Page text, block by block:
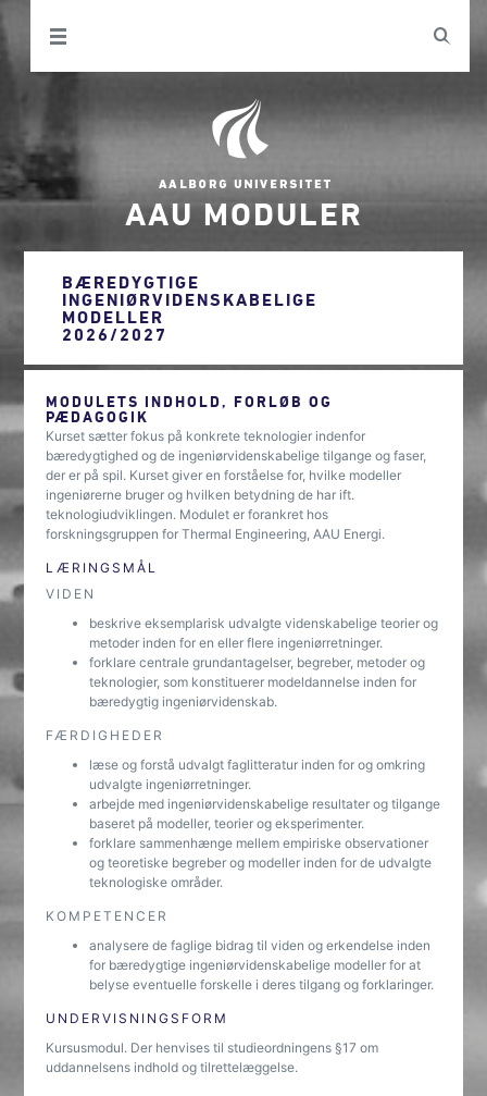
AAU MODULER
BÆREDYGTIGE
INGENIØRVIDENSKABELIGE
MODELLER
2026/2027
MODULETS INDHOLD, FORLØB OG
PÆDAGOGIK
Kurset sætter fokus på konkrete teknologier indenfor
bæredygtighed og de ingeniørvidenskabelige tilgange og faser,
der er på spil. Kurset giver en forståelse for, hvilke modeller
ingeniørerne bruger og hvilken betydning de har ift.
teknologiudviklingen. Modulet er forankret hos
forskningsgruppen for Thermal Engineering, AAU Energi.
LÆRINGSMÅL
VIDEN
beskrive eksemplarisk udvalgte videnskabelige teorier og
metoder inden for en eller flere ingeniørretninger.
forklare centrale grundantagelser, begreber, metoder og
teknologier, som konstituerer modeldannelse inden for
bæredygtig ingeniørvidenskab.
FÆRDIGHEDER
læse og forstå udvalgt faglitteratur inden for og omkring
udvalgte ingeniørretninger.
arbejde med ingeniørvidenskabelige resultater og tilgange
baseret på modeller, teorier og eksperimenter.
forklare sammenhænge mellem empiriske observationer
og teoretiske begreber og modeller inden for de udvalgte
teknologiske områder.
KOMPETENCER
analysere de faglige bidrag til viden og erkendelse inden
for bæredygtige ingeniørvidenskabelige modeller for at
belyse eventuelle forskelle i deres tilgang og forklaringer.
UNDERVISNINGSFORM
Kursusmodul. Der henvises til studieordningens §17 om
uddannelsens indhold og tilrettelæggelse.